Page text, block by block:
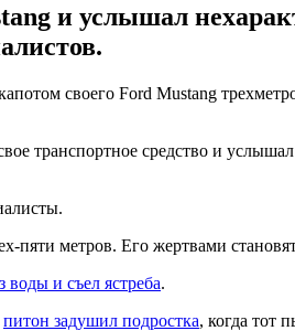
и услышал
своего Ford Mustang
транспортное средство и
пяти метров. Его жертвами
и съел ястреба.
питон задушил подростка, когда тот